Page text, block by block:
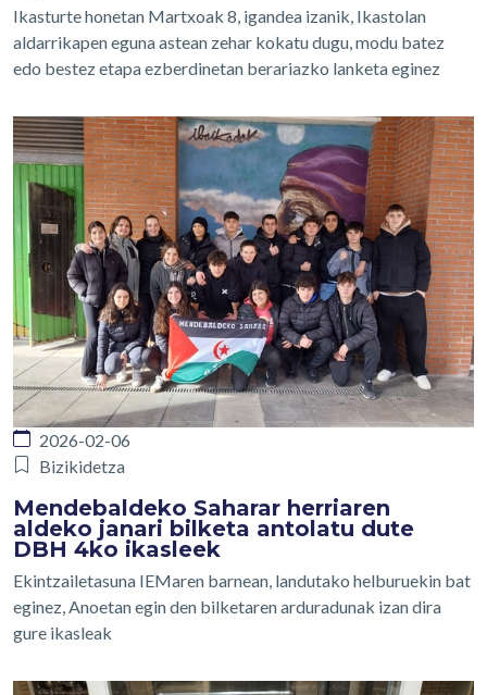
Ikasturte honetan Martxoak 8, igandea izanik, Ikastolan
aldarrikapen eguna astean zehar kokatu dugu, modu batez
edo bestez etapa ezberdinetan berariazko lanketa eginez
2026-02-06
Bizikidetza
Mendebaldeko Saharar herriaren
aldeko janari bilketa antolatu dute
DBH 4ko ikasleek
Ekintzailetasuna IEMaren barnean, landutako helburuekin bat
eginez, Anoetan egin den bilketaren arduradunak izan dira
gure ikasleak